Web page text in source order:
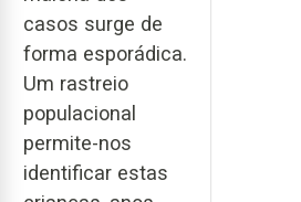
casos surge de
forma esporádica.
Um rastreio
populacional
permite-nos
identificar estas